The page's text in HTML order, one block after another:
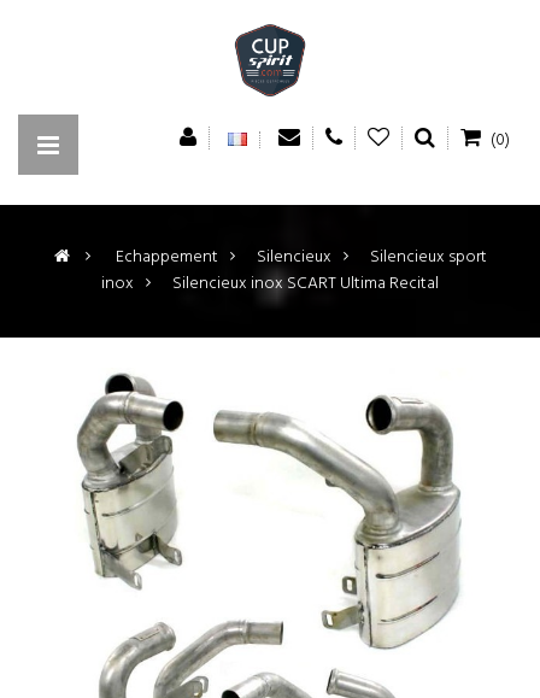
(0)
> Echappement > Silencieux >
Silencieux sport
inox > Silencieux inox SCART Ultima Recital